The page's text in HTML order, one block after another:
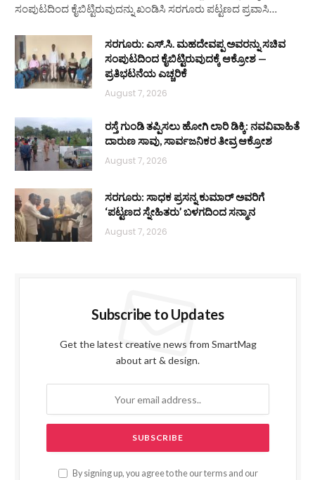
ಸಂಪುಟದಿಂದ ಕೈಬಿಟ್ಟಿರುವುದನ್ನು ಖಂಡಿಸಿ ಸರಗೂರು ಪಟ್ಟಣದ ಪ್ರವಾಸಿ…
ಸರಗೂರು: ಎಸ್.ಸಿ. ಮಹದೇವಪ್ಪ ಅವರನ್ನು ಸಚಿವ
ಸಂಪುಟದಿಂದ ಕೈಬಿಟ್ಟಿರುವುದಕ್ಕೆ ಆಕ್ರೋಶ —
ಪ್ರತಿಭಟನೆಯ ಎಚ್ಚರಿಕೆ
August 7, 2026
ರಸ್ತೆ ಗುಂಡಿ ತಪ್ಪಿಸಲು ಹೋಗಿ ಲಾರಿ ಡಿಕ್ಕಿ: ನವವಿವಾಹಿತೆ
ದಾರುಣ ಸಾವು, ಸಾರ್ವಜನಿಕರ ತೀವ್ರ ಆಕ್ರೋಶ
August 7, 2026
ಸರಗೂರು: ಸಾಧಕ ಪ್ರಸನ್ನ ಕುಮಾರ್ ಅವರಿಗೆ
‘ಪಟ್ಟಣದ ಸ್ನೇಹಿತರು’ ಬಳಗದಿಂದ ಸನ್ಮಾನ
August 7, 2026
Subscribe to Updates
Get the latest creative news from SmartMag
about art & design.
By signing up, you agree to the our terms and our